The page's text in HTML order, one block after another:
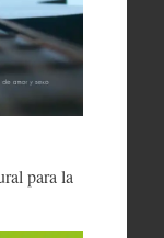
para la